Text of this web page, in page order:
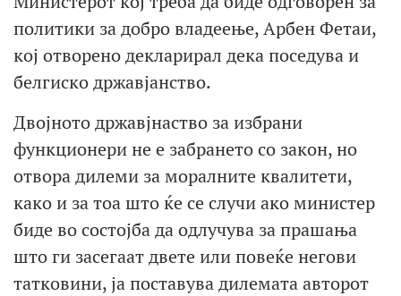
политики за добро владеење, Арбен Фетаи,
кој отворено декларирал дека поседува и
белгиско државјанство.
Двојното државјнаство за избрани
функционери не е забрането со закон, но
отвора дилеми за моралните квалитети,
како и за тоа што ќе се случи ако министер
биде во состојба да одлучува за прашања
што ги засегаат двете или повеќе негови
татковини, ја поставува дилемата авторот